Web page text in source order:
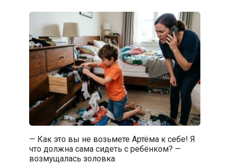
— Как это вы не возьмете Артёма к себе! Я
что должна сама сидеть с ребёнком? —
возмущалась золовка